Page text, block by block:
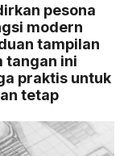
pesona
modern
tampilan
tangan ini
praktis untuk
tetap